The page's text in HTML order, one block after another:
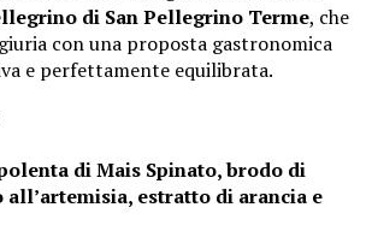
di San Pellegrino Terme, che
con una proposta gastronomica
e perfettamente equilibrata.
di Mais Spinato, brodo di
all’artemisia, estratto di arancia e